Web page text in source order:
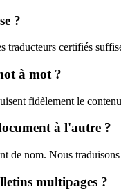
?
traducteurs certifiés
à mot ?
fidèlement le
à l'autre ?
de nom. Nous
multipages ?